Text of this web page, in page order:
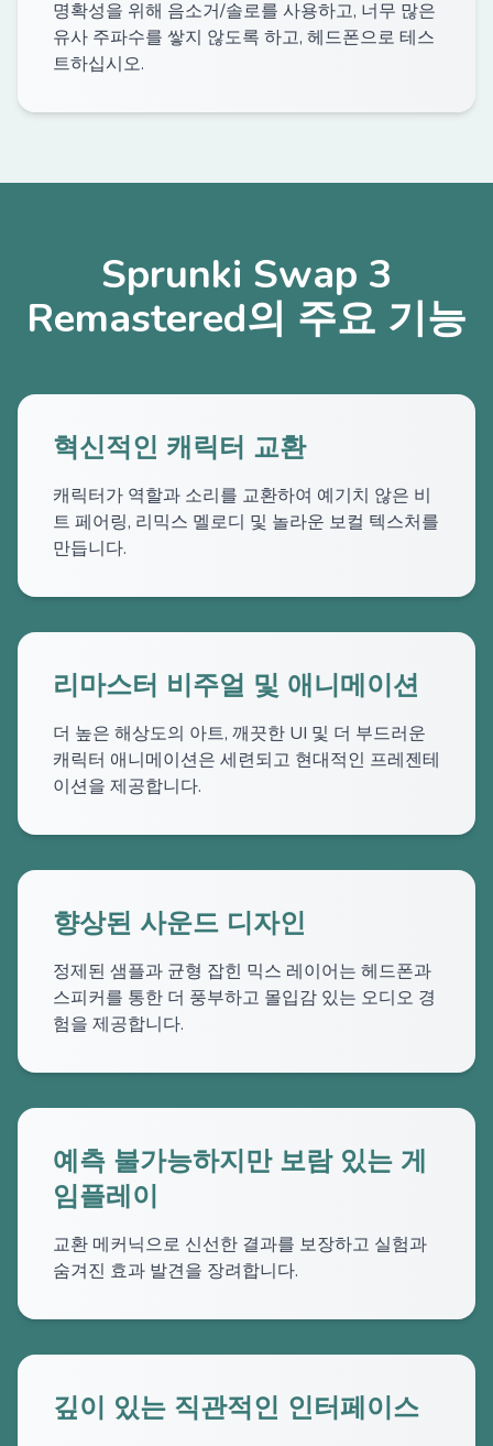
명확성을 위해 음소거/솔로를 사용하고, 너무 많은
유사 주파수를 쌓지 않도록 하고, 헤드폰으로 테스
트하십시오.
Sprunki Swap 3
Remastered의 주요 기능
혁신적인 캐릭터 교환
캐릭터가 역할과 소리를 교환하여 예기치 않은 비
트 페어링, 리믹스 멜로디 및 놀라운 보컬 텍스처를
만듭니다.
리마스터 비주얼 및 애니메이션
더 높은 해상도의 아트, 깨끗한 UI 및 더 부드러운
캐릭터 애니메이션은 세련되고 현대적인 프레젠테
이션을 제공합니다.
향상된 사운드 디자인
정제된 샘플과 균형 잡힌 믹스 레이어는 헤드폰과
스피커를 통한 더 풍부하고 몰입감 있는 오디오 경
험을 제공합니다.
예측 불가능하지만 보람 있는 게
임플레이
교환 메커닉으로 신선한 결과를 보장하고 실험과
숨겨진 효과 발견을 장려합니다.
깊이 있는 직관적인 인터페이스